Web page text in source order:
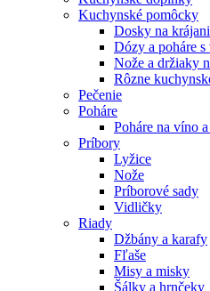
Kuchynské pomôcky
Dosky na
Dózy a poháre s
Nože a držiaky
Rôzne
Pečenie
Poháre
Poháre na víno
Príbory
Lyžice
Nože
Príborové sady
Vidličky
Riady
Džbány a karafy
Fľaše
Misy a misky
Šálky a hrnčeky